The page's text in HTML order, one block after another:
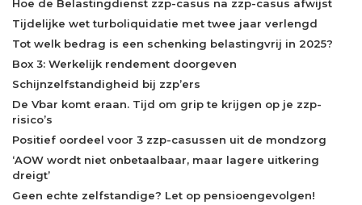
Hoe de Belastingdienst zzp-casus na zzp-casus afwijst
Tijdelijke wet turboliquidatie met twee jaar verlengd
Tot welk bedrag is een schenking belastingvrij in 2025?
Box 3: Werkelijk rendement doorgeven
Schijnzelfstandigheid bij zzp’ers
De Vbar komt eraan. Tijd om grip te krijgen op je zzp-
risico’s
Positief oordeel voor 3 zzp-casussen uit de mondzorg
‘AOW wordt niet onbetaalbaar, maar lagere uitkering
dreigt’
Geen echte zelfstandige? Let op pensioengevolgen!